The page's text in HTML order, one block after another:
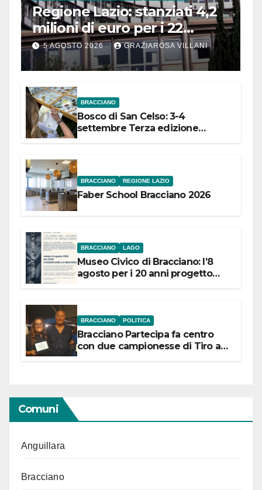
Regione Lazio: stanziati 4,2
milioni di euro per i 22
Comuni dell’Etruria
Meridionale
5 AGOSTO 2026 GRAZIAROSA VILLANI
BRACCIANO
Bosco di San Celso: 3-4
settembre Terza edizione
BRACCIANO REGIONE LAZIO
Faber School Bracciano 2026
BRACCIANO LAGO
Museo Civico di Bracciano: l’8
agosto per i 20 anni progetto
BRACCIANO POLITICA
Bracciano Partecipa fa centro
con due campionesse di Tiro a
Comuni
Anguillara
Bracciano